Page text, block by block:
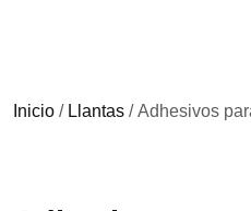
Inicio / Llantas / Adhesivos